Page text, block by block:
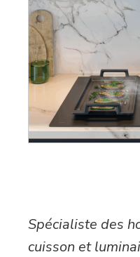
Spécialiste des
cuisson et